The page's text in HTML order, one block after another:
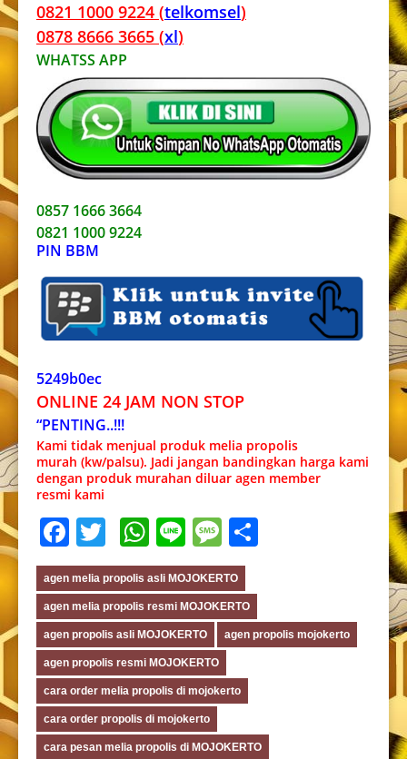
0821 1000 9224 (telkomsel)
0878 8666 3665 (xl)
WHATSS APP
0857 1666 3664
0821 1000 9224
PIN BBM
5249b0ec
ONLINE 24 JAM NON STOP
“PENTING..!!!
Kami tidak menjual produk melia propolis
murah (kw/palsu). Jadi jangan bandingkan harga kami
dengan produk murahan diluar agen member
resmi kami
Facebook
TwitterWhatsApp
LineMessage
agen melia propolis asli MOJOKERTO
agen melia propolis resmi MOJOKERTO
agen propolis asli MOJOKERTO agen propolis mojokerto
agen propolis resmi MOJOKERTO
cara order melia propolis di mojokerto
cara order propolis di mojokerto
cara pesan melia propolis di MOJOKERTO